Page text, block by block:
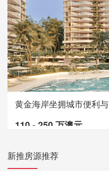
黄金海岸坐拥城市便利与
110 - 250 万澳元
新推房源推荐